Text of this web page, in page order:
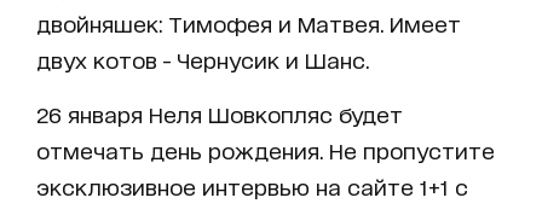
двойняшек: Тимофея и Матвея. Имеет
двух котов - Чернусик и Шанс.
26 января Неля Шовкопляс будет
отмечать день рождения. Не пропустите
эксклюзивное интервью на сайте 1+1 с